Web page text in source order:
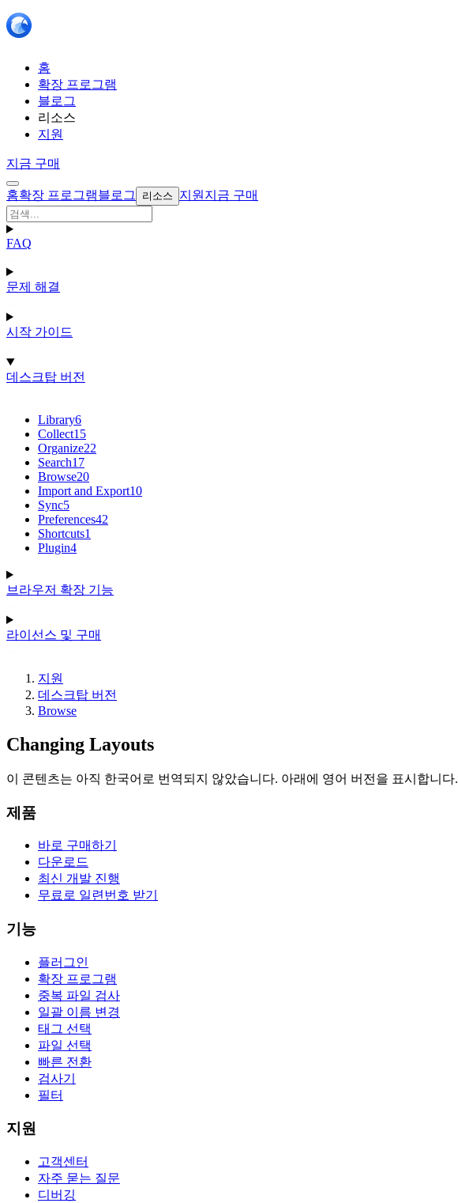
홈
확장 프로그램
블로그
리소스
지원
지금 구매
홈확장 프로그램블로그 리소스 지원 지금 구매
FAQ
문제 해결
시작 가이드
데스크탑 버전
Library6
Collect15
Organize22
Search17
Browse20
Import and Export10
Sync5
Preferences42
Shortcuts1
Plugin4
브라우저 확장 기능
라이선스 및 구매
지원
데스크탑 버전
Browse
Changing Layouts
이 콘텐츠는 아직 한국어로 번역되지 않았습니다. 아래에 영어 버전을 표시합니다.
제품
바로 구매하기
다운로드
최신 개발 진행
무료로 일련번호 받기
기능
플러그인
확장 프로그램
중복 파일 검사
일괄 이름 변경
태그 선택
파일 선택
빠른 전환
검사기
필터
지원
고객센터
자주 묻는 질문
디버깅